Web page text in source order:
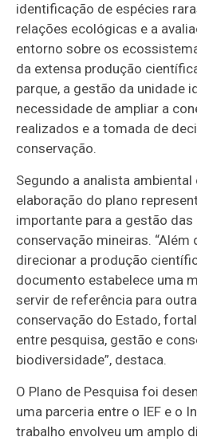
identificação de espécies
relações ecológicas e a
entorno sobre os
da extensa produção
parque, a gestão da unidade
necessidade de ampliar a
realizados e a tomada de
conservação.
Segundo a analista ambiental
elaboração do plano
importante para a gestão das
conservação mineiras. “Além
direcionar a produção
documento estabelece uma
servir de referência para
conservação do Estado,
entre pesquisa, gestão e
biodiversidade”, destaca.
O Plano de Pesquisa foi
uma parceria entre o IEF e o
trabalho envolveu um amplo